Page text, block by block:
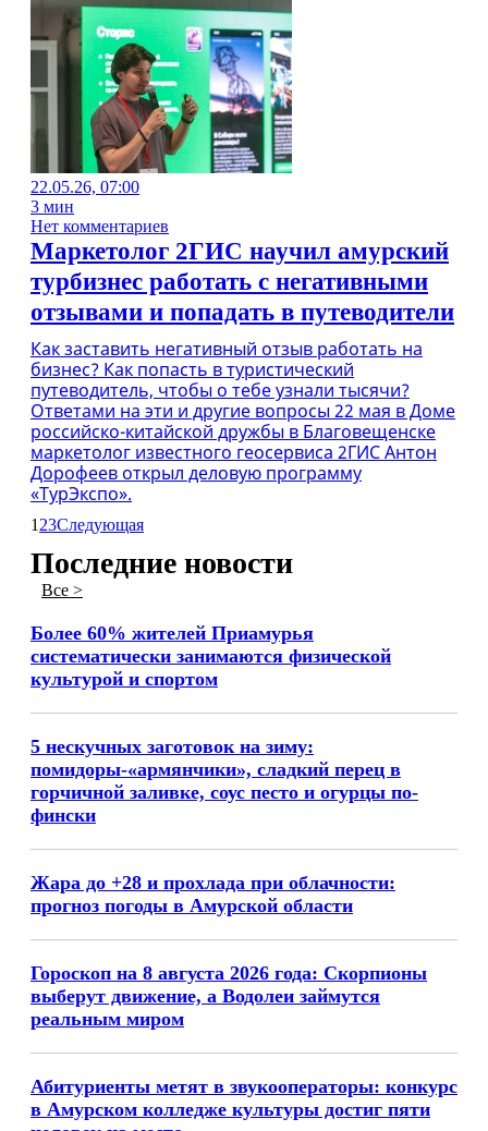
22.05.26, 07:00
3 мин
Нет комментариев
Маркетолог 2ГИС научил амурский
турбизнес работать с негативными
отзывами и попадать в путеводители
Как заставить негативный отзыв работать на
бизнес? Как попасть в туристический
путеводитель, чтобы о тебе узнали тысячи?
Ответами на эти и другие вопросы 22 мая в Доме
российско-китайской дружбы в Благовещенске
маркетолог известного геосервиса 2ГИС Антон
Дорофеев открыл деловую программу
«ТурЭкспо».
1 23Следующая
Последние новости
Все >
Более 60% жителей Приамурья
систематически занимаются физической
культурой и спортом
5 нескучных заготовок на зиму:
помидоры-«армянчики», сладкий перец в
горчичной заливке, соус песто и огурцы по-
фински
Жара до +28 и прохлада при облачности:
прогноз погоды в Амурской области
Гороскоп на 8 августа 2026 года: Скорпионы
выберут движение, а Водолеи займутся
реальным миром
Абитуриенты метят в звукооператоры: конкурс
в Амурском колледже культуры достиг пяти